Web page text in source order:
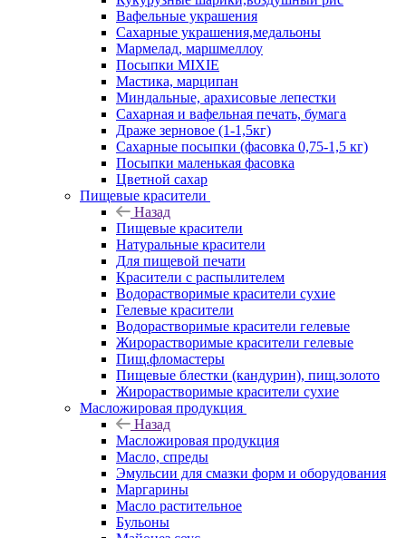
Вафельные украшения
Сахарные украшения,медальоны
Мармелад, маршмеллоу
Посыпки MIXIE
Мастика, марципан
Миндальные, арахисовые лепестки
Сахарная и вафельная печать, бумага
Драже зерновое (1-1,5кг)
Сахарные посыпки (фасовка 0,75-1,5 кг)
Посыпки маленькая фасовка
Цветной сахар
Пищевые красители
Назад
Пищевые красители
Натуральные красители
Для пищевой печати
Красители с распылителем
Водорастворимые красители сухие
Гелевые красители
Водорастворимые красители гелевые
Жирорастворимые красители гелевые
Пищ.фломастеры
Пищевые блестки (кандурин), пищ.золото
Жирорастворимые красители сухие
Масложировая продукция
Назад
Масложировая продукция
Масло, спреды
Эмульсии для смазки форм и оборудования
Маргарины
Масло растительное
Бульоны